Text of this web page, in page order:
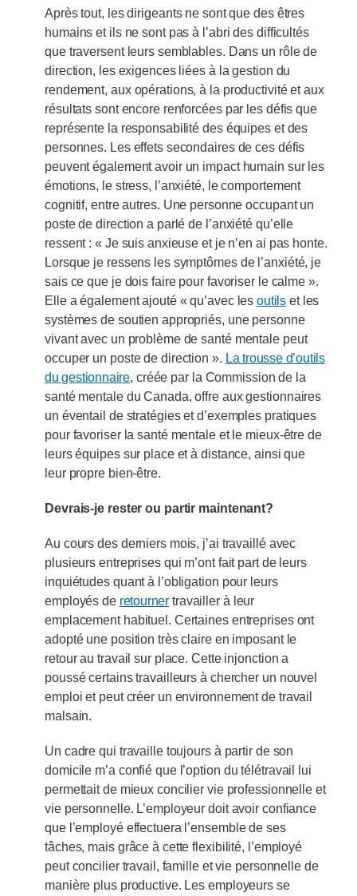
Après tout, les dirigeants ne sont que des êtres
humains et ils ne sont pas à l’abri des difficultés
que traversent leurs semblables. Dans un rôle de
direction, les exigences liées à la gestion du
rendement, aux opérations, à la productivité et aux
résultats sont encore renforcées par les défis que
représente la responsabilité des équipes et des
personnes. Les effets secondaires de ces défis
peuvent également avoir un impact humain sur les
émotions, le stress, l’anxiété, le comportement
cognitif, entre autres. Une personne occupant un
poste de direction a parlé de l’anxiété qu’elle
ressent : « Je suis anxieuse et je n’en ai pas honte.
Lorsque je ressens les symptômes de l’anxiété, je
sais ce que je dois faire pour favoriser le calme ».
Elle a également ajouté « qu’avec lesoutils et les
systèmes de soutien appropriés, une personne
vivant avec un problème de santé mentale peut
occuper un poste de direction ». La trousse d’outils
du gestionnaire, créée par la Commission de la
santé mentale du Canada, offre aux gestionnaires
un éventail de stratégies et d’exemples pratiques
pour favoriser la santé mentale et le mieux-être de
leurs équipes sur place et à distance, ainsi que
leur propre bien-être.
Devrais-je rester ou partir maintenant?
Au cours des derniers mois, j’ai travaillé avec
plusieurs entreprises qui m’ont fait part de leurs
inquiétudes quant à l’obligation pour leurs
employés de retourner travailler à leur
emplacement habituel. Certaines entreprises ont
adopté une position très claire en imposant le
retour au travail sur place. Cette injonction a
poussé certains travailleurs à chercher un nouvel
emploi et peut créer un environnement de travail
malsain.
Un cadre qui travaille toujours à partir de son
domicile m’a confié que l’option du télétravail lui
permettait de mieux concilier vie professionnelle et
vie personnelle. L’employeur doit avoir confiance
que l’employé effectuera l’ensemble de ses
tâches, mais grâce à cette flexibilité, l’employé
peut concilier travail, famille et vie personnelle de
manière plus productive. Les employeurs se